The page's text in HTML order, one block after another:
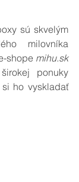
sú skvelým
milovníka
shope
mihu.sk
ponuky
si ho vyskladať